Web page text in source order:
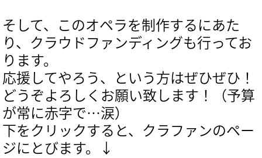
そして、このオペラを制作するにあた
り、クラウドファンディングも行ってお
ります。
応援してやろう、という方はぜひぜひ！
どうぞよろしくお願い致します！（予算
が常に赤字で…涙）
下をクリックすると、クラファンのペー
ジにとびます。↓